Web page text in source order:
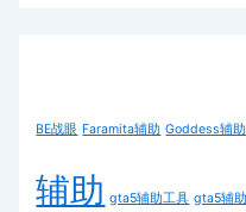
BE战眼 Faramita辅助 Goddess辅助
辅助 gta5辅助工具 gta5辅